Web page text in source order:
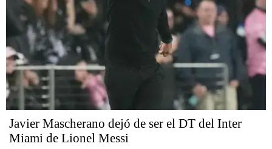
Javier Mascherano dejó de ser el DT del Inter
Miami de Lionel Messi